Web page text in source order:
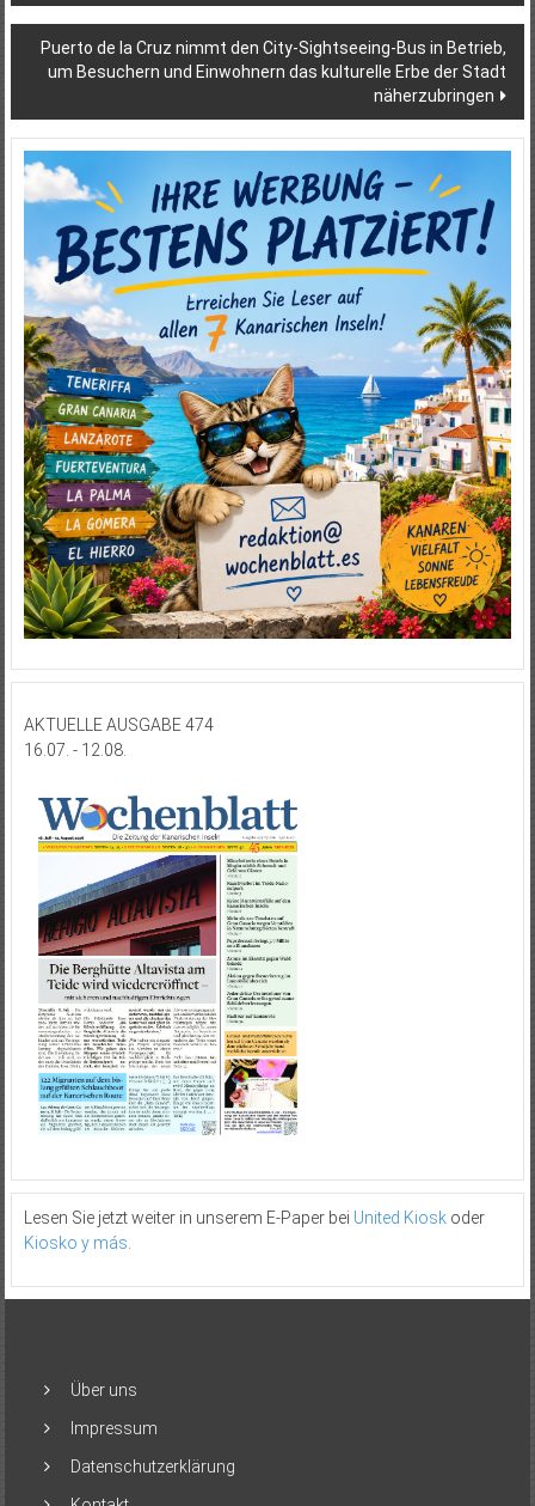
Puerto de la Cruz nimmt den City-Sightseeing-Bus in Betrieb,
um Besuchern und Einwohnern das kulturelle Erbe der Stadt
näherzubringen
AKTUELLE AUSGABE 474
16.07. - 12.08.
Lesen Sie jetzt weiter in unserem E-Paper bei United Kioskoder
Kiosko y más
Über uns
Impressum
Datenschutzerklärung